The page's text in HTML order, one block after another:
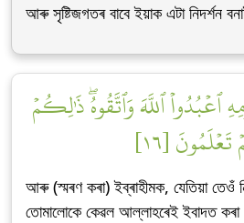
আৰু সৃষ্টিজগতৰ বাবে ইয়াক এটা নিদৰ্শন
ٱعۡبُدُواْ ٱللَّهَ وَٱتَّقُوهُۖ ذَٰلِكُمۡ
[١٦]
আৰু (স্মৰণ কৰা) ইব্ৰাহীমক, যেতিয়া তেওঁ
তোমালোকে কেৱল আল্লাহৰেই ইবাদত